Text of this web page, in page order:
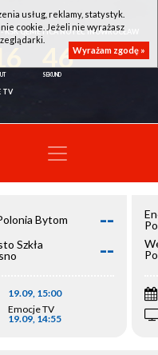
QEMETICA NOTEĆ INOWROCŁAW
46
TV
Bytom --
Szkła
--
19.09, 15:00
Emocje TV
19.09, 14:55
usług, reklamy, statystyk.
cookie. Jeżeli nie wyrażasz
Wyrażam zgodę »